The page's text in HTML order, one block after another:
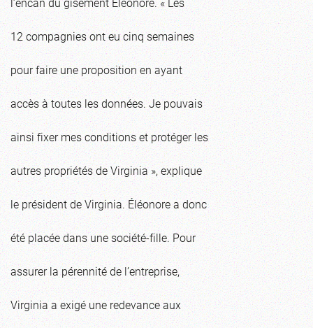
12 compagnies ont eu cinq semaines
pour faire une proposition en ayant
accès à toutes les données. Je pouvais
ainsi fixer mes conditions et protéger les
autres propriétés de Virginia », explique
le président de Virginia. Éléonore a donc
été placée dans une société-fille. Pour
assurer la pérennité de l’entreprise,
Virginia a exigé une redevance aux